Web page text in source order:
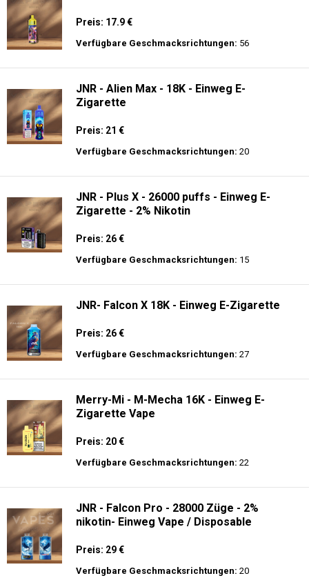
Preis: 17.9 €
Verfügbare Geschmacksrichtungen: 56
JNR - Alien Max - 18K - Einweg E-
Zigarette
Preis: 21 €
Verfügbare Geschmacksrichtungen: 20
JNR - Plus X - 26000 puffs - Einweg E-
Zigarette - 2% Nikotin
Preis: 26 €
Verfügbare Geschmacksrichtungen: 15
JNR- Falcon X 18K - Einweg E-Zigarette
Preis: 26 €
Verfügbare Geschmacksrichtungen: 27
Merry-Mi - M-Mecha 16K - Einweg E-
Zigarette Vape
Preis: 20 €
Verfügbare Geschmacksrichtungen: 22
JNR - Falcon Pro - 28000 Züge - 2%
nikotin- Einweg Vape / Disposable
Preis: 29 €
Verfügbare Geschmacksrichtungen: 20